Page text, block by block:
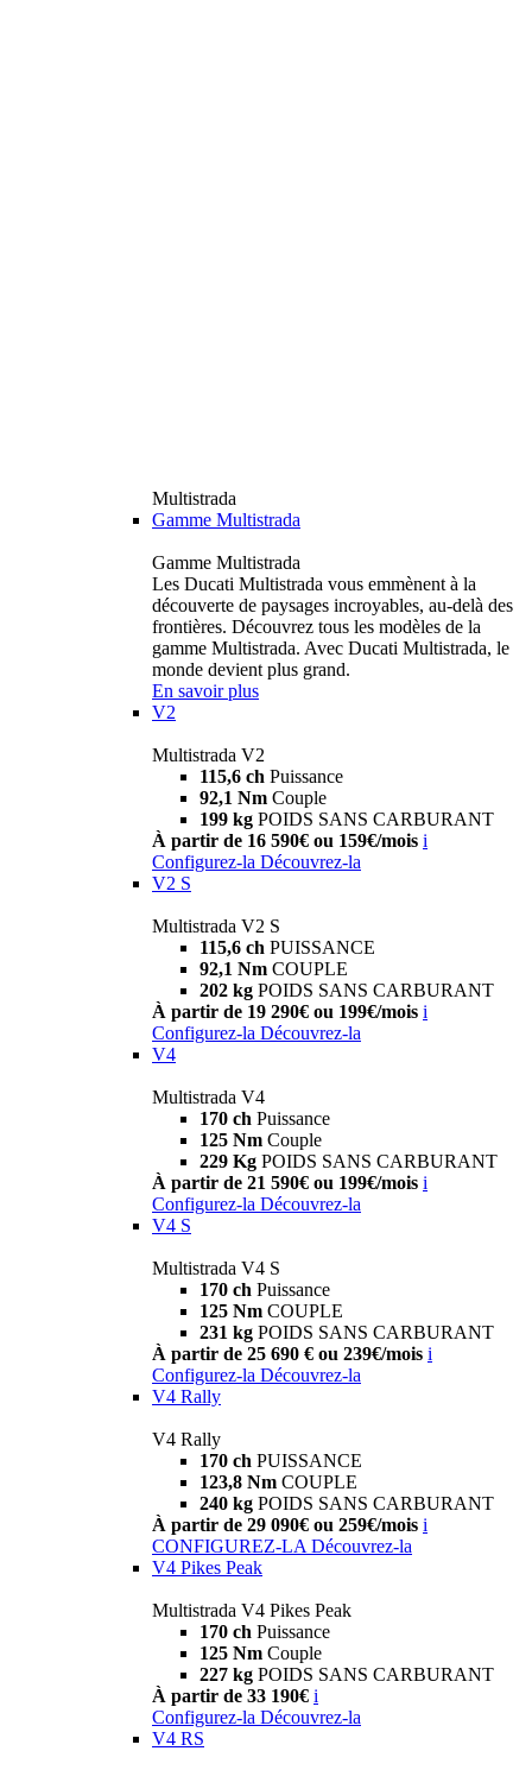
Multistrada
Gamme Multistrada
Gamme Multistrada
Les Ducati Multistrada vous emmènent à la
découverte de paysages incroyables, au-delà des
frontières. Découvrez tous les modèles de la
gamme Multistrada. Avec Ducati Multistrada, le
monde devient plus grand.
En savoir plus
V2
Multistrada V2
115,6 ch Puissance
92,1 Nm Couple
199 kg POIDS SANS CARBURANT
À partir de 16 590€ ou 159€/mois i
Configurez-la Découvrez-la
V2 S
Multistrada V2 S
115,6 ch PUISSANCE
92,1 Nm COUPLE
202 kg POIDS SANS CARBURANT
À partir de 19 290€ ou 199€/mois i
Configurez-la Découvrez-la
V4
Multistrada V4
170 ch Puissance
125 Nm Couple
229 Kg POIDS SANS CARBURANT
À partir de 21 590€ ou 199€/mois i
Configurez-la Découvrez-la
V4 S
Multistrada V4 S
170 ch Puissance
125 Nm COUPLE
231 kg POIDS SANS CARBURANT
À partir de 25 690 € ou 239€/mois i
Configurez-la Découvrez-la
V4 Rally
V4 Rally
170 ch PUISSANCE
123,8 Nm COUPLE
240 kg POIDS SANS CARBURANT
À partir de 29 090€ ou 259€/mois i
CONFIGUREZ-LA Découvrez-la
V4 Pikes Peak
Multistrada V4 Pikes Peak
170 ch Puissance
125 Nm Couple
227 kg POIDS SANS CARBURANT
À partir de 33 190€ i
Configurez-la Découvrez-la
V4 RS